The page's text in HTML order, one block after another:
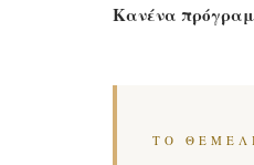
Κανένα
ΤΟ